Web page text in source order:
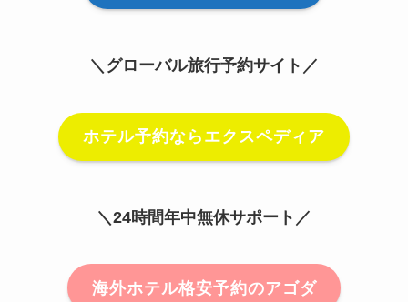
＼グローバル旅行予約サイト／
ホテル予約ならエクスペディア
＼24時間年中無休サポート／
海外ホテル格安予約のアゴダ